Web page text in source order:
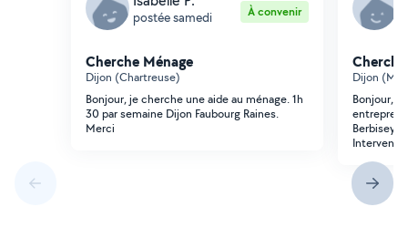
postée samedi À convenir
Cherche Ménage
Dijon (Chartreuse)
Bonjour, je cherche une aide au ménage. 1h
30 par semaine Dijon Faubourg Raines.
Merci
Dijon
Bonjour,
Berbisey,